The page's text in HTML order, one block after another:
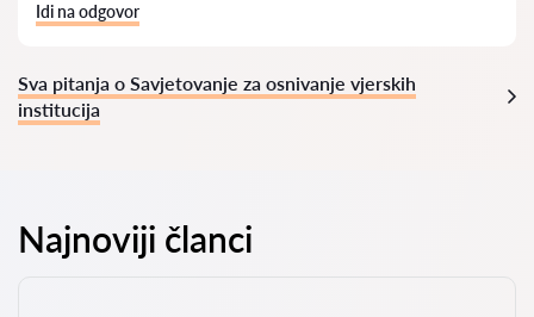
Idi na odgovor
Sva pitanja o Savjetovanje za osnivanje vjerskih
institucija
Najnoviji članci